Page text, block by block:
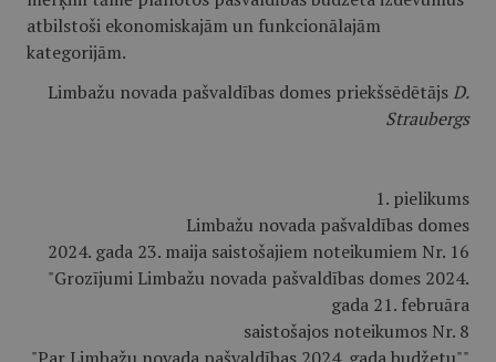
atbilstoši ekonomiskajām un funkcionālajām
kategorijām.
Limbažu novada pašvaldības domes priekšsēdētājsD.
Straubergs
1. pielikums
Limbažu novada pašvaldības domes
2024. gada 23. maija saistošajiem noteikumiem Nr. 16
"Grozījumi Limbažu novada pašvaldības domes 2024.
gada 21. februāra
saistošajos noteikumos Nr. 8